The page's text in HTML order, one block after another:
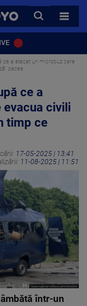
CAUTA
TOATE
ce a atacat un microbuz care
pacea
ce a
civili
timp ce
17-05-2025 | 13:41
11-08-2025 | 11:51
într-un